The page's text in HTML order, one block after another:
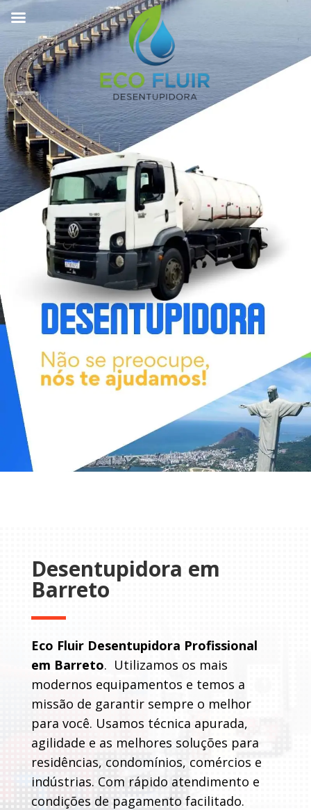
Desentupidora em
Barreto
Eco Fluir Desentupidora Profissional
em Barreto. Utilizamos os mais
modernos equipamentos e temos a
missão de garantir sempre o melhor
para você. Usamos técnica apurada,
agilidade e as melhores soluções para
residências, condomínios, comércios e
indústrias. Com rápido atendimento e
condições de pagamento facilitado.